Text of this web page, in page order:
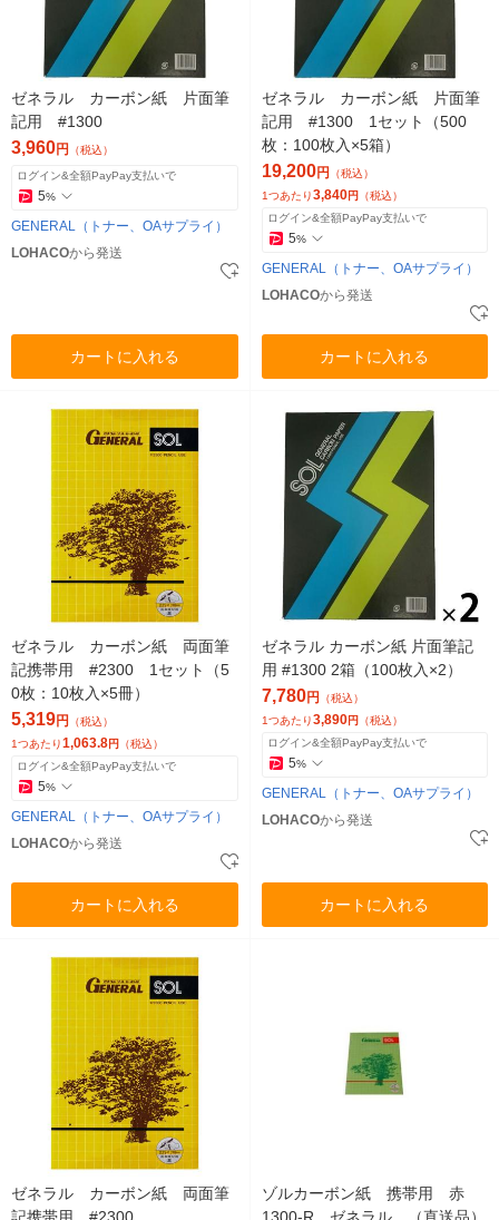
ゼネラル カーボン紙 片面筆
記用 #1300
3,960円 （税込）
ログイン&全額PayPay支払いで
5%
GENERAL（トナー、OAサプライ）
LOHACOから発送
カートに入れる
ゼネラル カーボン紙 片面筆
記用 #1300 1セット（500
枚：100枚入×5箱）
19,200円
（税込）
1つあたり3,840円 （税込）
ログイン&全額PayPay支払いで
5%
GENERAL（トナー、OAサプライ）
LOHACOから発送
カートに入れる
ゼネラル カーボン紙 両面筆
記携帯用 #2300 1セット（5
0枚：10枚入×5冊）
5,319円 （税込）
1つあたり1,063.8円 （税込）
ログイン&全額PayPay支払いで
5%
GENERAL（トナー、OAサプライ）
LOHACOから発送
カートに入れる
ゼネラル カーボン紙 片面筆記
用 #1300 2箱（100枚入×2）
7,780円 （税込）
1つあたり3,890円 （税込）
ログイン&全額PayPay支払いで
5%
GENERAL（トナー、OAサプライ）
LOHACOから発送
カートに入れる
ゼネラル カーボン紙 両面筆
ゾルカーボン紙 携帯用 赤